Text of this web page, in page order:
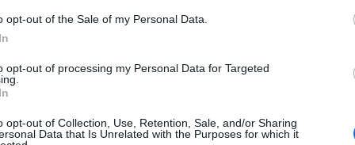
opt-out of the Sale of my Personal Data.
opt-out of processing my Personal Data for Targeted
opt-out of Collection, Use, Retention, Sale, and/or Sharing
Data that Is Unrelated with the Purposes for which it
(1
)